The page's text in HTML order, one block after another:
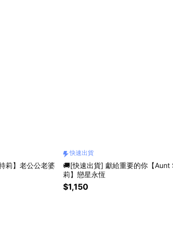
莉】老公公老婆
快速出貨
🚚[快速出貨] 獻給重要的你【Aunt
莉】戀星永恆
$1,150